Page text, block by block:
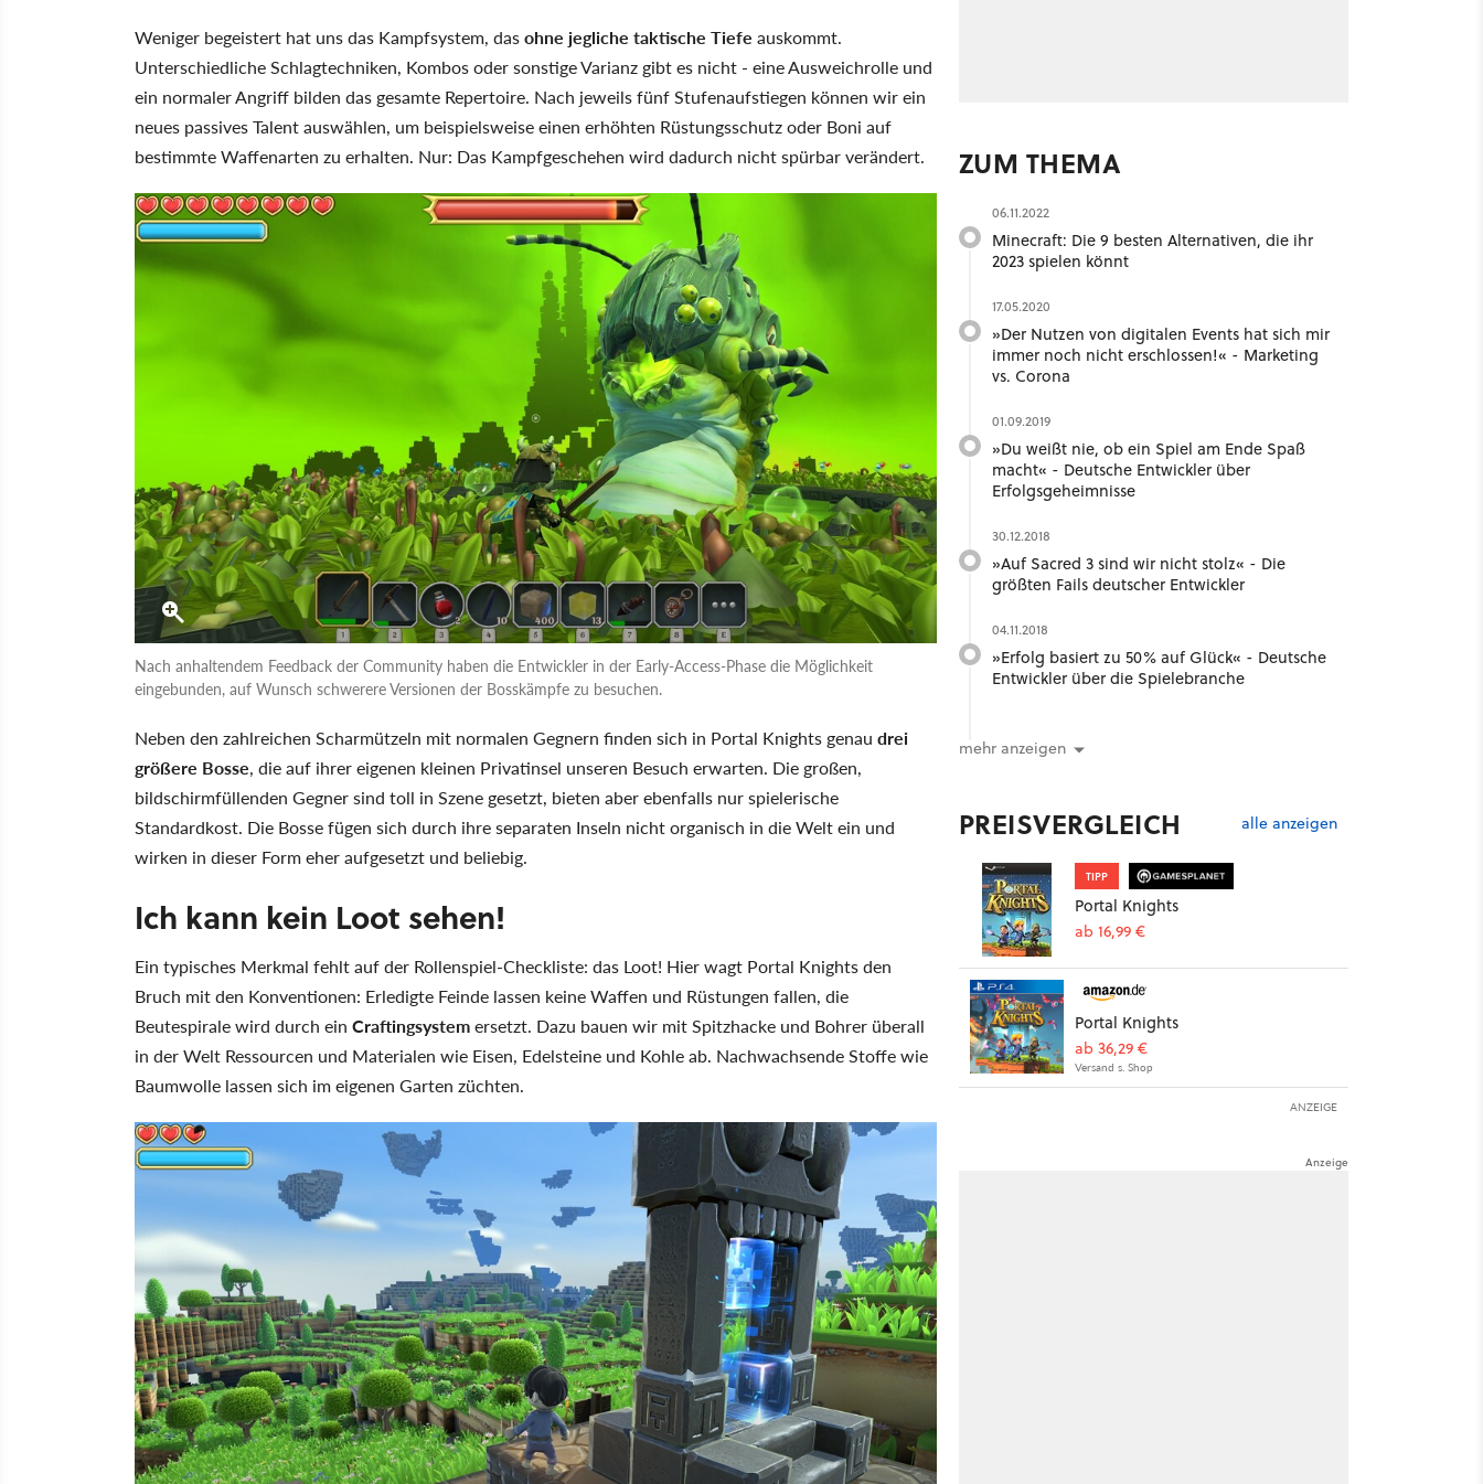
Weniger begeistert hat uns das Kampfsystem, dasohne jegliche taktische Tiefe auskommt.
Unterschiedliche Schlagtechniken, Kombos oder sonstige Varianz gibt es nicht - eine Ausweichrolle und
ein normaler Angriff bilden das gesamte Repertoire. Nach jeweils fünf Stufenaufstiegen können wir ein
neues passives Talent auswählen, um beispielsweise einen erhöhten Rüstungsschutz oder Boni auf
bestimmte Waffenarten zu erhalten. Nur: Das Kampfgeschehen wird dadurch nicht spürbar verändert.
Nach anhaltendem Feedback der Community haben die Entwickler in der Early-Access-Phase die Möglichkeit
eingebunden, auf Wunsch schwerere Versionen der Bosskämpfe zu besuchen.
Neben den zahlreichen Scharmützeln mit normalen Gegnern finden sich in Portal Knights genau drei
größere Bosse, die auf ihrer eigenen kleinen Privatinsel unseren Besuch erwarten. Die großen,
bildschirmfüllenden Gegner sind toll in Szene gesetzt, bieten aber ebenfalls nur spielerische
Standardkost. Die Bosse fügen sich durch ihre separaten Inseln nicht organisch in die Welt ein und
wirken in dieser Form eher aufgesetzt und beliebig.
Ich kann kein Loot sehen!
Ein typisches Merkmal fehlt auf der Rollenspiel-Checkliste: das Loot! Hier wagt Portal Knights den
Bruch mit den Konventionen: Erledigte Feinde lassen keine Waffen und Rüstungen fallen, die
Beutespirale wird durch ein Craftingsystemersetzt. Dazu bauen wir mit Spitzhacke und Bohrer überall
in der Welt Ressourcen und Materialen wie Eisen, Edelsteine und Kohle ab. Nachwachsende Stoffe wie
Baumwolle lassen sich im eigenen Garten züchten.
ZUM THEMA
06.11.2022
Minecraft: Die 9 besten Alternativen, die ihr
2023 spielen könnt
17.05.2020
»Der Nutzen von digitalen Events hat sich mir
immer noch nicht erschlossen!« - Marketing
vs. Corona
01.09.2019
»Du weißt nie, ob ein Spiel am Ende Spaß
macht« - Deutsche Entwickler über
Erfolgsgeheimnisse
30.12.2018
»Auf Sacred 3 sind wir nicht stolz« - Die
größten Fails deutscher Entwickler
04.11.2018
»Erfolg basiert zu 50% auf Glück« - Deutsche
Entwickler über die Spielebranche
mehr anzeigen
PREISVERGLEICH alle anzeigen
TIPP
Portal Knights
ab 16,99 €
Portal Knights
ab 36,29 €
Versand s. Shop
ANZEIGE